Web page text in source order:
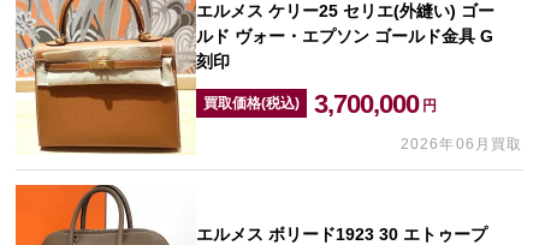
エルメス ケリー25 セリエ(外縫い) ゴー
ルド ヴォー・エプソン ゴールド金具 G
刻印
買取価格(税込) 3,700,000 円
2026年06月買取
エルメス ボリード1923 30 エトゥープ